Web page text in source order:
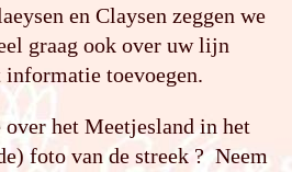
en Claysen zeggen we
graag ook over uw lijn
toevoegen.
het Meetjesland in het
foto van de streek ? Neem